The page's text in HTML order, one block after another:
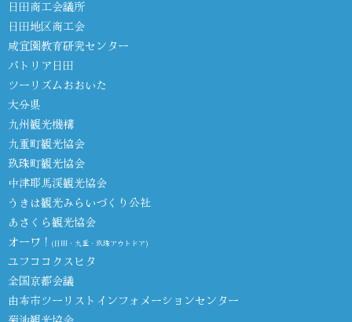
日田商工会議所
日田地区商工会
咸宜園教育研究センター
パトリア日田
ツーリズムおおいた
大分県
九州観光機構
九重町観光協会
玖珠町観光協会
中津耶馬渓観光協会
うきは観光みらいづくり公社
あさくら観光協会
オーワ！ (日田・九重・玖珠アウトドア)
ユフココクスヒタ
全国京都会議
由布市ツーリストインフォメーションセンター